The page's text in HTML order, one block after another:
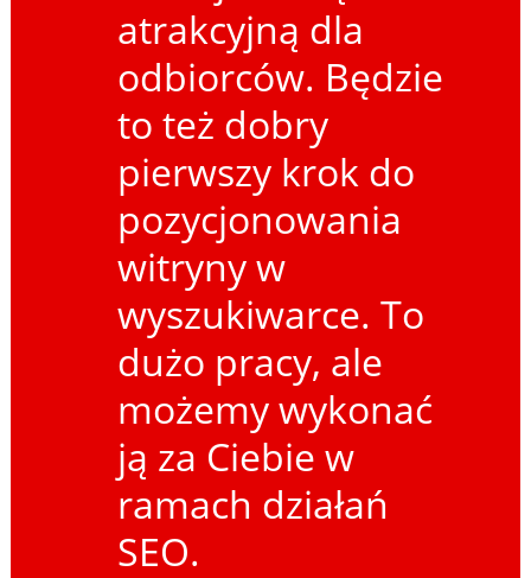
atrakcyjną dla
odbiorców. Będzie
to też dobry
pierwszy krok do
pozycjonowania
witryny w
wyszukiwarce. To
dużo pracy, ale
możemy wykonać
ją za Ciebie w
ramach działań
SEO.